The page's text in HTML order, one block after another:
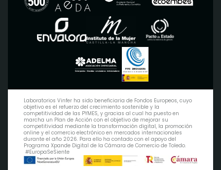
Laboratorios Vinfer ha sido beneficiaria de Fondos Europeos, cuyo
objetivo es el refuerzo del crecimiento sostenible y la
competitividad de las PYMES, y gracias al cual ha puesto en
marcha un Plan de Acción con el objetivo de mejorar su
competitividad mediante la transformación digital, la promoción
online y el comercio electrónico en mercados internacionales
durante el año 2026. Para ello ha contado con el apoyo del
Programa Xpande Digital de la Cámara de Comercio de Toledo.
#EuropaSeSiente